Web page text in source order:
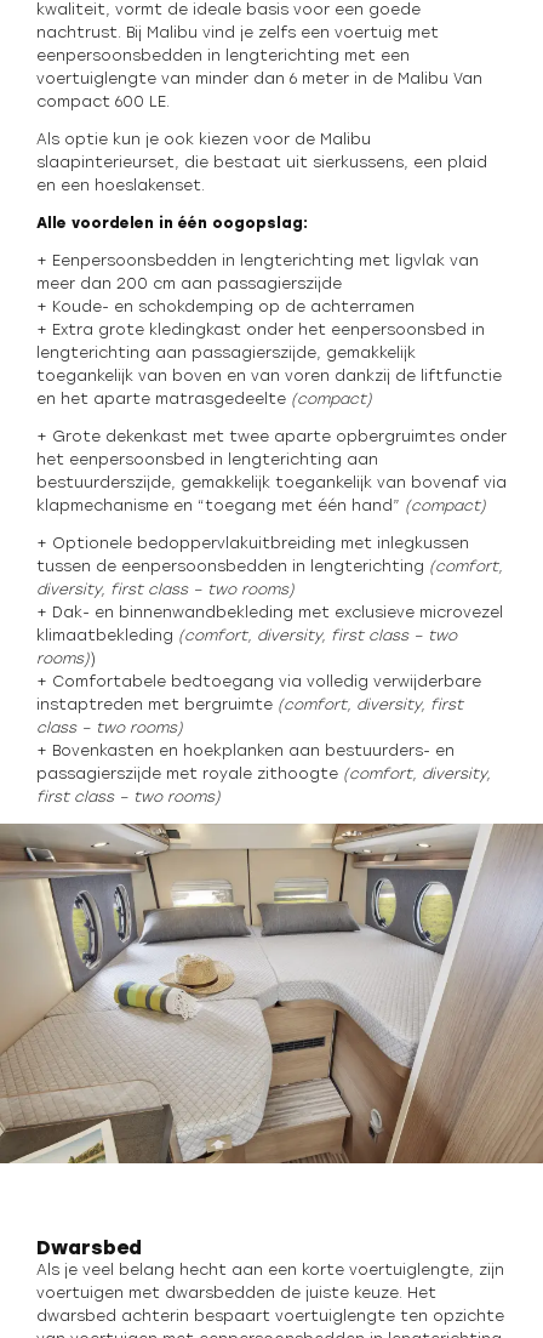
kwaliteit, vormt de ideale basis voor een goede
nachtrust. Bij Malibu vind je zelfs een voertuig met
eenpersoonsbedden in lengterichting met een
voertuiglengte van minder dan 6 meter in de Malibu Van
compact 600 LE.
Als optie kun je ook kiezen voor de Malibu
slaapinterieurset, die bestaat uit sierkussens, een plaid
en een hoeslakenset.
Alle voordelen in één oogopslag:
+ Eenpersoonsbedden in lengterichting met ligvlak van
meer dan 200 cm aan passagierszijde
+ Koude- en schokdemping op de achterramen
+ Extra grote kledingkast onder het eenpersoonsbed in
lengterichting aan passagierszijde, gemakkelijk
toegankelijk van boven en van voren dankzij de liftfunctie
en het aparte matrasgedeelte (compact)
+ Grote dekenkast met twee aparte opbergruimtes onder
het eenpersoonsbed in lengterichting aan
bestuurderszijde, gemakkelijk toegankelijk van bovenaf via
klapmechanisme en “toegang met één hand” (compact)
+ Optionele bedoppervlakuitbreiding met inlegkussen
tussen de eenpersoonsbedden in lengterichting (comfort,
diversity, first class – two rooms)
+ Dak- en binnenwandbekleding met exclusieve microvezel
klimaatbekleding (comfort, diversity, first class – two
rooms))
+ Comfortabele bedtoegang via volledig verwijderbare
instaptreden met bergruimte (comfort, diversity, first
class – two rooms)
+ Bovenkasten en hoekplanken aan bestuurders- en
passagierszijde met royale zithoogte (comfort, diversity,
first class – two rooms)
Dwarsbed
Als je veel belang hecht aan een korte voertuiglengte, zijn
voertuigen met dwarsbedden de juiste keuze. Het
dwarsbed achterin bespaart voertuiglengte ten opzichte